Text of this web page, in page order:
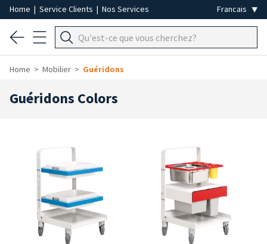
Home | Service Clients | Nos Services
Home Mobilier Guéridons
Guéridons Colors